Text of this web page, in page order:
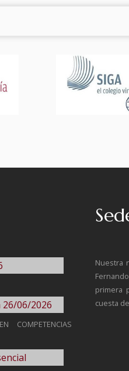
06/2026
COMPETENCIAS
Nuestra
primera
cuesta